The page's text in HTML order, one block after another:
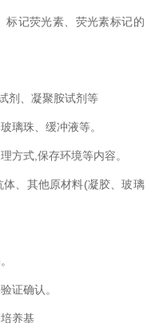
记荧光素、荧光素标记的
、凝聚胺试剂等
珠、缓冲液等。
式,保存环境等内容。
、其他原材料(凝胶、玻璃
证确认。
养基